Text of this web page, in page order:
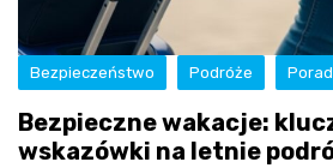
Bezpieczeństwo Podróże
Bezpieczne wakacje:
wskazówki na letnie